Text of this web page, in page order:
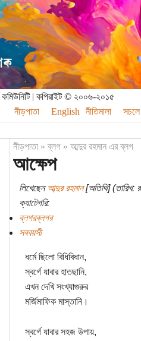
| কপিরাইট © ২০০৬-২০১৫
নীড়পাতা
English নীতিমালা সচলে
নীড়পাতা»ব্লগ» আব্দুর রহমান এর ব্লগ
আক্ষেপ
লিখেছেনআব্দুর রহমান[অতিথি] (তারিখ:
ক্যাটেগরি:
ব্লগরব্লগর
সববয়সী
ধর্মে ছিলো বিধিবিধান,
স্বর্গে যাবার হাতছানি,
এখন দেখি সংখ্যাগুরুর
মর্জিমাফিক মাস্তানি।
স্বর্গে যাবার সহজ উপায়,